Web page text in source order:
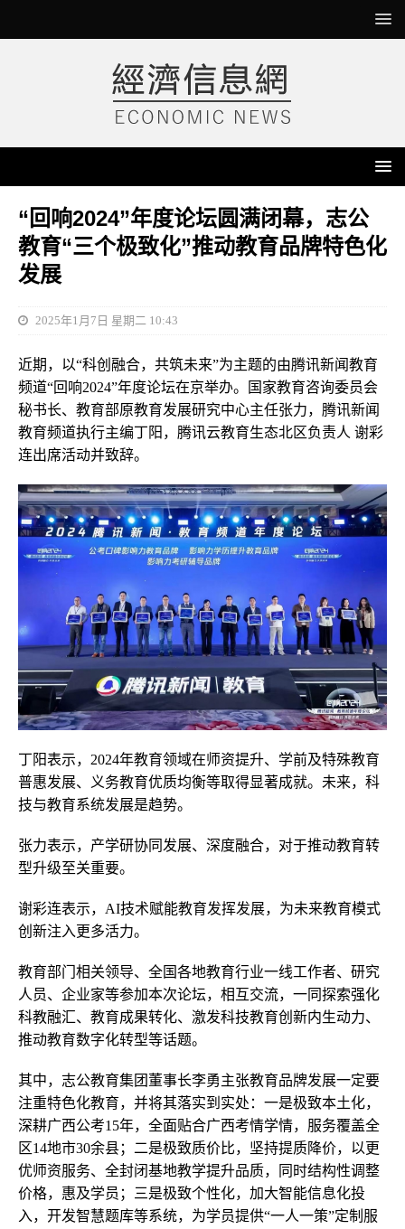
“回响2024”年度论坛圆满闭幕，志公
教育“三个极致化”推动教育品牌特色化
发展
2025年1月7日 星期二 10:43
近期，以“科创融合，共筑未来”为主题的由腾讯新闻教育
频道“回响2024”年度论坛在京举办。国家教育咨询委员会
秘书长、教育部原教育发展研究中心主任张力，腾讯新闻
教育频道执行主编丁阳，腾讯云教育生态北区负责人 谢彩
连出席活动并致辞。
丁阳表示，2024年教育领域在师资提升、学前及特殊教育
普惠发展、义务教育优质均衡等取得显著成就。未来，科
技与教育系统发展是趋势。
张力表示，产学研协同发展、深度融合，对于推动教育转
型升级至关重要。
谢彩连表示，AI技术赋能教育发挥发展，为未来教育模式
创新注入更多活力。
教育部门相关领导、全国各地教育行业一线工作者、研究
人员、企业家等参加本次论坛，相互交流，一同探索强化
科教融汇、教育成果转化、激发科技教育创新内生动力、
推动教育数字化转型等话题。
其中，志公教育集团董事长李勇主张教育品牌发展一定要
注重特色化教育，并将其落实到实处：一是极致本土化，
深耕广西公考15年，全面贴合广西考情学情，服务覆盖全
区14地市30余县；二是极致质价比，坚持提质降价，以更
优师资服务、全封闭基地教学提升品质，同时结构性调整
价格，惠及学员；三是极致个性化，加大智能信息化投
入，开发智慧题库等系统，为学员提供“一人一策”定制服